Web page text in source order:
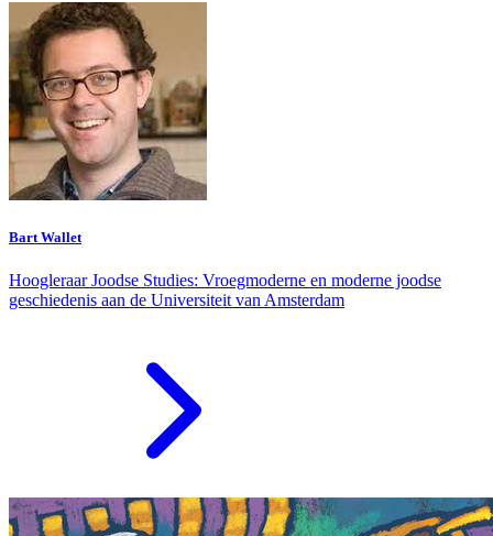
Bart Wallet
Hoogleraar Joodse Studies: Vroegmoderne en moderne joodse
geschiedenis aan de Universiteit van Amsterdam